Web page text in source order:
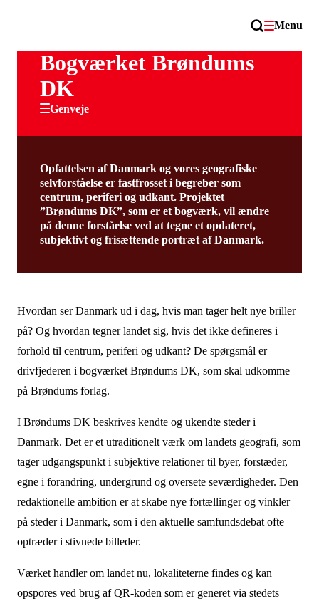
Menu
Bogværket Brøndums
DK
Genveje
Opfattelsen af Danmark og vores geografiske
selvforståelse er fastfrosset i begreber som
centrum, periferi og udkant. Projektet
”Brøndums DK”, som er et bogværk, vil ændre
på denne forståelse ved at tegne et opdateret,
subjektivt og frisættende portræt af Danmark.
Hvordan ser Danmark ud i dag, hvis man tager helt nye briller
på? Og hvordan tegner landet sig, hvis det ikke defineres i
forhold til centrum, periferi og udkant? De spørgsmål er
drivfjederen i bogværket Brøndums DK, som skal udkomme
på Brøndums forlag.
I Brøndums DK beskrives kendte og ukendte steder i
Danmark. Det er et utraditionelt værk om landets geografi, som
tager udgangspunkt i subjektive relationer til byer, forstæder,
egne i forandring, undergrund og oversete seværdigheder. Den
redaktionelle ambition er at skabe nye fortællinger og vinkler
på steder i Danmark, som i den aktuelle samfundsdebat ofte
optræder i stivnede billeder.
Værket handler om landet nu, lokaliteterne findes og kan
opspores ved brug af QR-koden som er generet via stedets